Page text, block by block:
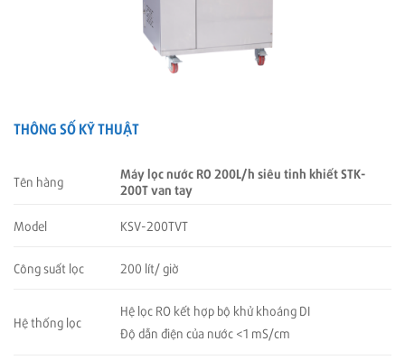
THÔNG SỐ KỸ THUẬT
Tên hàng
Máy lọc nước RO 200L/h siêu tinh khiết STK-
200T van tay
Model KSV-200TVT
Công suất lọc 200 lít/ giờ
Hệ thống lọc
Hệ lọc RO kết hợp bộ khử khoáng DI
Độ dẫn điện của nước <1 mS/cm